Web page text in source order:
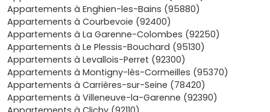
Que tu sois étudiant, jeune actif, en famille ou
investisseur, tu trouveras un appartement neuf à
Argenteuilqui répond à tes besoins :
Studios et T2 :idéaux pour les jeunes et les
célibataires, ces logements se trouvent notamment
dans le quartier du Val Notre-Dame, proche des
Appartements à Enghien-les-Bains (95880)
Appartements à Courbevoie (92400)
Appartements à La Garenne-Colombes (92250)
Appartements à Le Plessis-Bouchard (95130)
Appartements à Levallois-Perret (92300)
Appartements à Montigny-lès-Cormeilles (95370)
Appartements à Carrières-sur-Seine (78420)
Appartements à Villeneuve-la-Garenne (92390)